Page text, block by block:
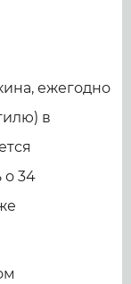
ежегодно
в
о 34